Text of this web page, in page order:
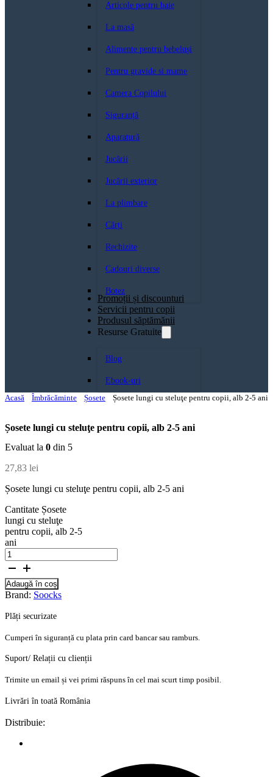
Articole pentru baie
La masă
Alimente pentru bebeluși
Pentru gravide si mame
Camera Copilului
Siguranță
Aparatură
Jucării
Jucării exterior
La plimbare
Cărți
Rechizite
Cadouri diverse
Botez
Promoții și discounturi
Servicii pentru copii
Produsul săptămănii
Resurse Gratuite
Blog
Ebook-uri
Acasă
Îmbrăcăminte Șosete Șosete lungi cu steluţe pentru copii, alb 2-5 ani
Șosete lungi cu steluţe pentru copii, alb 2-5 ani
Evaluat la 0 din 5
27,83 lei
Șosete lungi cu steluţe pentru copii, alb 2-5 ani
Cantitate Șosete
lungi cu steluţe
pentru copii, alb 2-5
ani
Adaugă în coș
Brand: Soocks
Plăți securizate
Cumperi în siguranță cu plata prin card bancar sau ramburs.
Suport/ Relații cu clienții
Trimite un email și vei primi răspuns în cel mai scurt timp posibil.
Livrări în toată România
Distribuie: